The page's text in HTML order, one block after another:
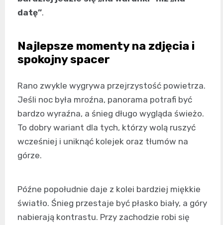
datę”.
Najlepsze momenty na zdjęcia i
spokojny spacer
Rano zwykle wygrywa przejrzystość powietrza.
Jeśli noc była mroźna, panorama potrafi być
bardzo wyraźna, a śnieg długo wygląda świeżo.
To dobry wariant dla tych, którzy wolą ruszyć
wcześniej i uniknąć kolejek oraz tłumów na
górze.
Późne popołudnie daje z kolei bardziej miękkie
światło. Śnieg przestaje być płasko biały, a góry
nabierają kontrastu. Przy zachodzie robi się